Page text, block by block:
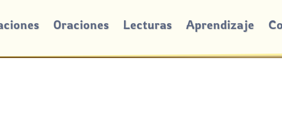
Oraciones Lecturas Aprendizaje